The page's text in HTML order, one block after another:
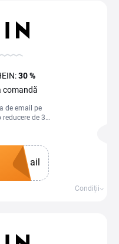
30 %
comandă
de email pe
de 30
de 8 €.
ail
Condiții